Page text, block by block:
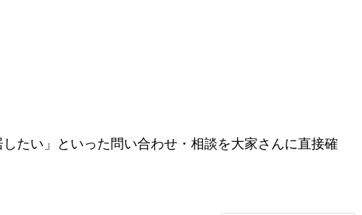
たい」といった問い合わせ・相談を大家さんに直接確